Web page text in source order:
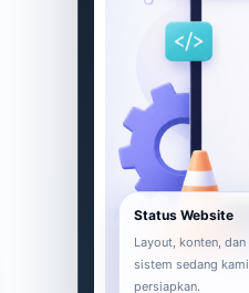
Status Website
Layout, konten, dan
sistem sedang kami
persiapkan.